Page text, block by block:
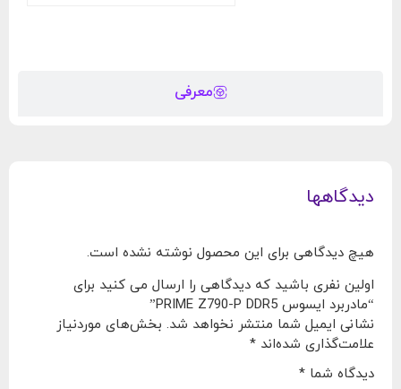
معرفی
دیدگاهها
هیچ دیدگاهی برای این محصول نوشته نشده است.
اولین نفری باشید که دیدگاهی را ارسال می کنید برای
“مادربرد ایسوس PRIME Z790-P DDR5”
نشانی ایمیل شما منتشر نخواهد شد. بخش‌های موردنیاز
علامت‌گذاری شده‌اند *
دیدگاه شما *